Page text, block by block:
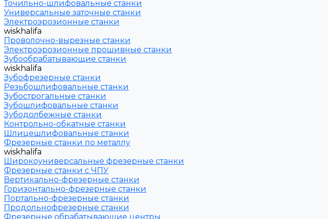
Точильно-шлифовальные станки
Универсальные заточные станки
Электроэрозионные станки
wiskhalifa
Проволочно-вырезные станки
Электроэрозионные прошивные станки
Зубообрабатывающие станки
wiskhalifa
Зубофрезерные станки
Резьбошлифовальные станки
Зубострогальные станки
Зубошлифовальные станки
Зубодолбежные станки
Контрольно-обкатные станки
Шлицешлифовальные станки
Фрезерные станки по металлу
wiskhalifa
Широкоуниверсальные фрезерные станки
Фрезерные станки с ЧПУ
Вертикально-фрезерные станки
Горизонтально-фрезерные станки
Портально-фрезерные станки
Продольнофрезерные станки
Фрезерные обрабатывающие центры